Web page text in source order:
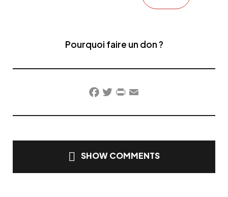
Pourquoi faire un don ?
Facebook
TwitterPrintFriendly
Email
SHOW COMMENTS